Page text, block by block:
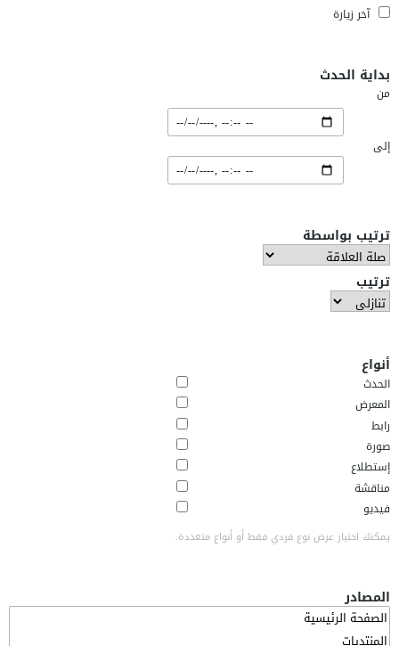
آخر زيارة
بداية الحدث
من
إلى
ترتيب بواسطة
ترتيب
أنواع
الحدث
المعرض
رابط
صورة
إستطلاع
مناقشة
فيديو
يمكنك اختيار عرض نوع فردي فقط أو أنواع متعددة.
المصادر